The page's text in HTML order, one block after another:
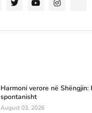
Harmoni verore në Shëngjin:
spontanisht
August 03, 2026